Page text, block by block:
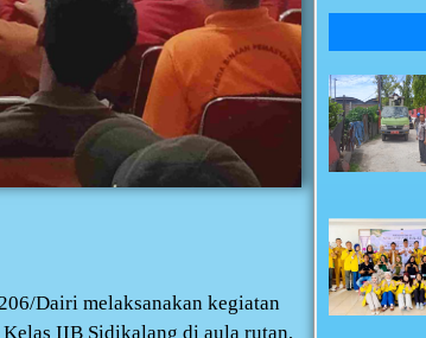
Dairi melaksanakan kegiatan
IIB Sidikalang di aula rutan,